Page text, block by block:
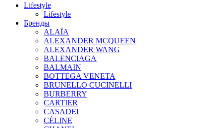
Lifestyle
Lifestyle
Бренды
ALAÏA
ALEXANDER MCQUEEN
ALEXANDER WANG
BALENCIAGA
BALMAIN
BOTTEGA VENETA
BRUNELLO CUCINELLI
BURBERRY
CARTIER
CASADEI
CÉLINE